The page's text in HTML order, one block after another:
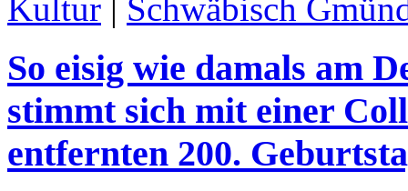
Kultur | Schwäbisch
So eisig wie damals am
stimmt sich mit einer
entfernten 200.